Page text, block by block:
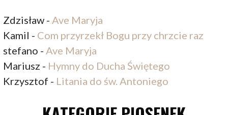
Zdzisław -Ave Maryja
Kamil - Com przyrzekł Bogu przy chrzcie raz
stefano -Ave Maryja
Mariusz - Hymny do Ducha Świętego
Krzysztof - Litania do św. Antoniego